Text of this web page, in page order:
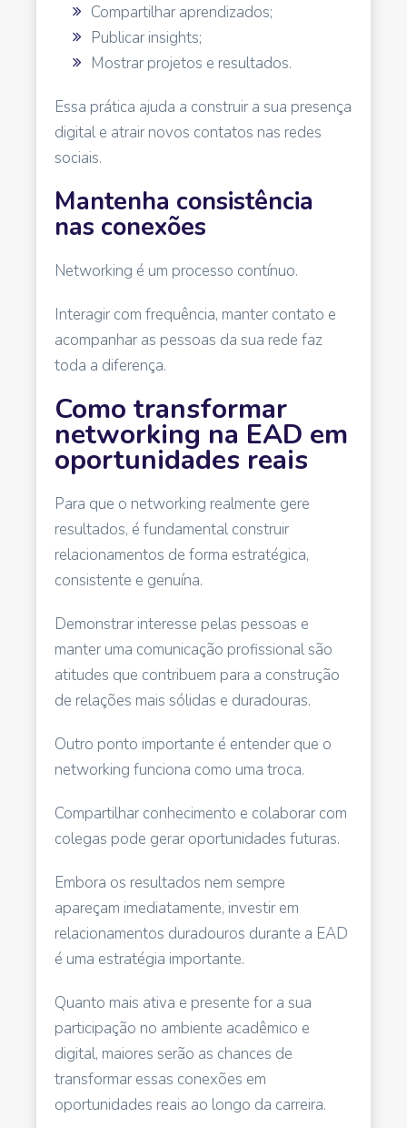
Compartilhar aprendizados;
Publicar insights;
Mostrar projetos e resultados.
Essa prática ajuda a construir a sua presença
digital e atrair novos contatos nas redes
sociais.
Mantenha consistência
nas conexões
Networking é um processo contínuo.
Interagir com frequência, manter contato e
acompanhar as pessoas da sua rede faz
toda a diferença.
Como transformar
networking na EAD em
oportunidades reais
Para que o networking realmente gere
resultados, é fundamental construir
relacionamentos de forma estratégica,
consistente e genuína.
Demonstrar interesse pelas pessoas e
manter uma comunicação profissional são
atitudes que contribuem para a construção
de relações mais sólidas e duradouras.
Outro ponto importante é entender que o
networking funciona como uma troca.
Compartilhar conhecimento e colaborar com
colegas pode gerar oportunidades futuras.
Embora os resultados nem sempre
apareçam imediatamente, investir em
relacionamentos duradouros durante a EAD
é uma estratégia importante.
Quanto mais ativa e presente for a sua
participação no ambiente acadêmico e
digital, maiores serão as chances de
transformar essas conexões em
oportunidades reais ao longo da carreira.